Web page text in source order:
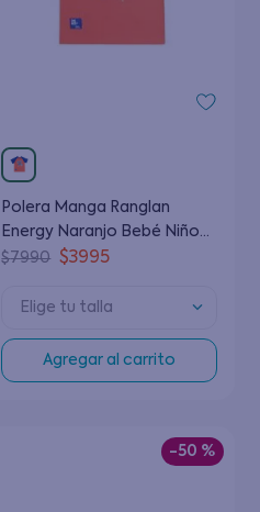
Polera Manga Ranglan
Energy Naranjo Bebé Niño
Naranjo 3 a 24 Meses
$7990 $3995
Elige tu talla
Agregar al carrito
-50 %